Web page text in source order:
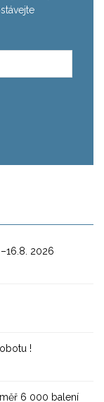
2026
!
6 000 balení